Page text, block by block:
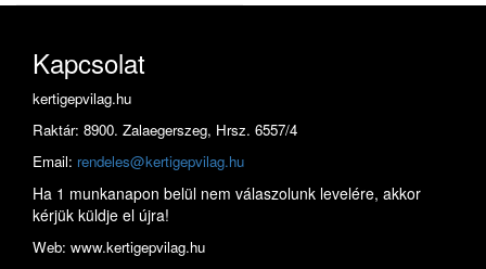
Kapcsolat
kertigepvilag.hu
Raktár: 8900. Zalaegerszeg, Hrsz. 6557/4
Email: rendeles@kertigepvilag.hu
Ha 1 munkanapon belül nem válaszolunk levelére, akkor
kérjük küldje el újra!
Web: www.kertigepvilag.hu